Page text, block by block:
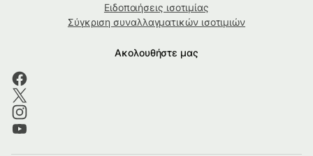
Ειδοποιήσεις ισοτιμίας
Σύγκριση συναλλαγματικών ισοτιμιών
Ακολουθήστε μας